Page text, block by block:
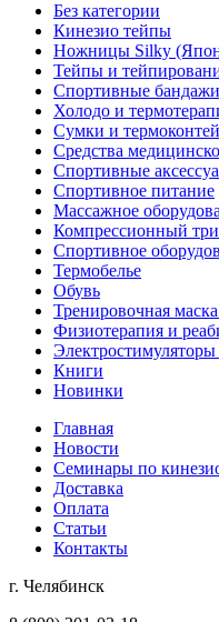
Без категории
Кинезио тейпы
Ножницы Silky
Тейпы и
Спортивные бандажи
Холодо и
Сумки и
Средства
Спортивные
Спортивное питание
Массажное
Компрессионный
Спортивное
Термобелье
Обувь
Тренировочная
Физиотерапия и
Книги
Новинки
Главная
Новости
Семинары по
Доставка
Оплата
Статьи
Контакты
г. Челябинск